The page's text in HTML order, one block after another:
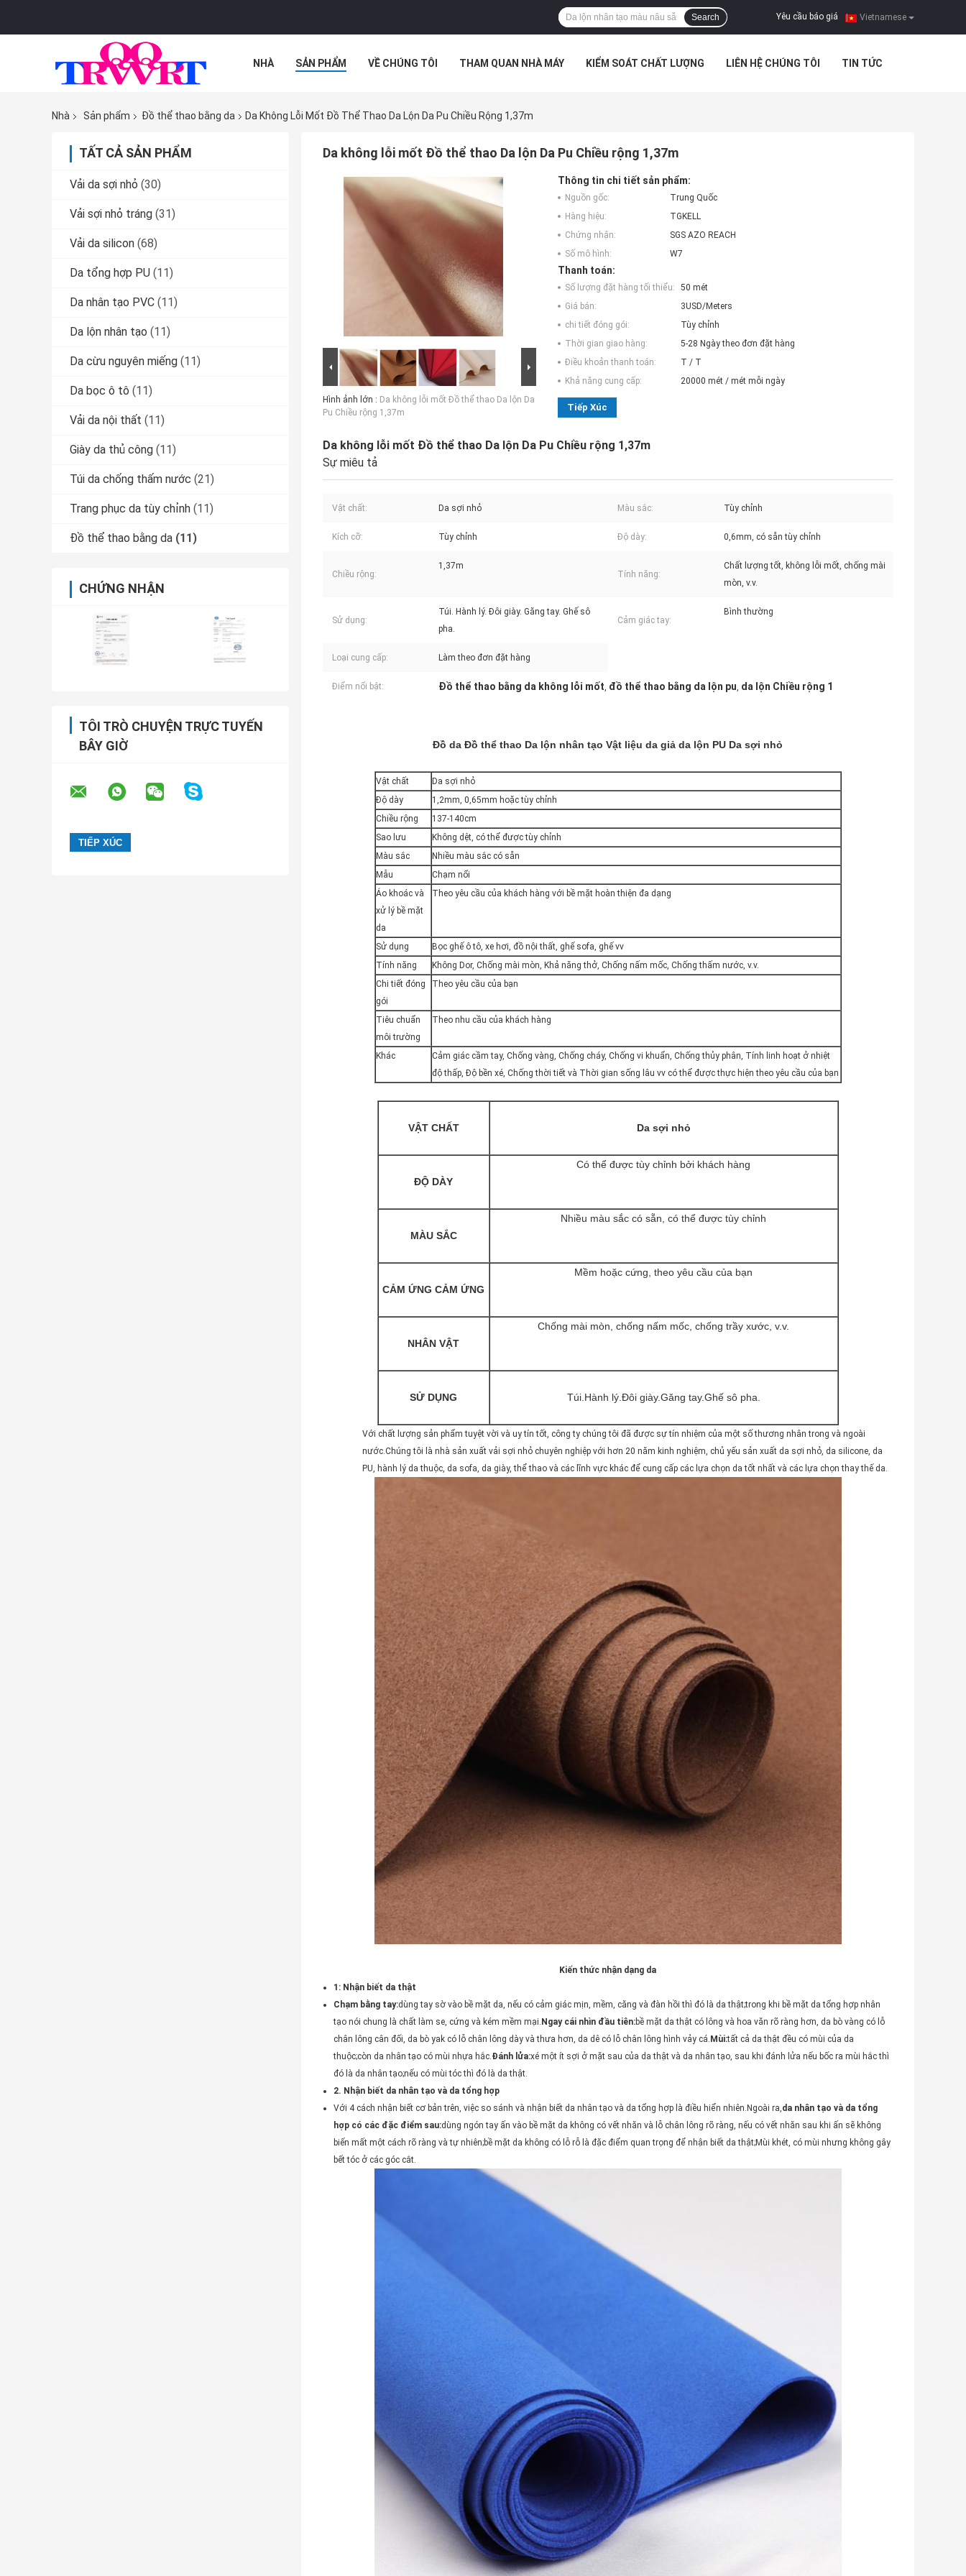
Vietnamese
Yêu cầu báo giá |
Search
NHÀ SẢN PHẨM VỀ CHÚNG TÔI THAM QUAN NHÀ MÁY KIỂM SOÁT CHẤT LƯỢNG LIÊN HỆ CHÚNG TÔI TIN TỨC
Nhà
Sản phẩm Đồ thể thao bằng da Da Không Lỗi Mốt Đồ Thể Thao Da Lộn Da Pu Chiều Rộng 1,37m
TẤT CẢ SẢN PHẨM
Vải da sợi nhỏ (30)
Vải sợi nhỏ tráng (31)
Vải da silicon (68)
Da tổng hợp PU (11)
Da nhân tạo PVC (11)
Da lộn nhân tạo (11)
Da cừu nguyên miếng (11)
Da bọc ô tô (11)
Vải da nội thất (11)
Giày da thủ công (11)
Túi da chống thấm nước (21)
Trang phục da tùy chỉnh (11)
Đồ thể thao bằng da (11)
CHỨNG NHẬN
TÔI TRÒ CHUYỆN TRỰC TUYẾN
BÂY GIỜ
Da không lỗi mốt Đồ thể thao Da lộn Da Pu Chiều rộng 1,37m
Hình ảnh lớn : Da không lỗi mốt Đồ thể thao Da lộn Da
Pu Chiều rộng 1,37m
Thông tin chi tiết sản phẩm:
Nguồn gốc:
Trung Quốc
Hàng hiệu:
TGKELL
Chứng nhận:
SGS AZO REACH
Số mô hình:
W7
Thanh toán:
Số lượng đặt hàng tối thiểu:
50 mét
Giá bán:
3USD/Meters
chi tiết đóng gói:
Tùy chỉnh
Thời gian giao hàng:
5-28 Ngày theo đơn đặt hàng
Điều khoản thanh toán:
T / T
Khả năng cung cấp:
20000 mét / mét mỗi ngày
Tiếp Xúc
Da không lỗi mốt Đồ thể thao Da lộn Da Pu Chiều rộng 1,37m
Sự miêu tả
Vật chất: Da sợi nhỏ Màu sắc: Tùy chỉnh
Kích cỡ: Tùy chỉnh Độ dày: 0,6mm, có sẵn tùy chỉnh
Chiều rộng:
1,37m
Tính năng:
Chất lượng tốt, không lỗi mốt, chống mài
mòn, v.v.
Sử dụng:
Túi. Hành lý. Đôi giày. Găng tay. Ghế sô
pha.
Cảm giác tay:
Bình thường
Loại cung cấp: Làm theo đơn đặt hàng
Điểm nổi bật: Đồ thể thao bằng da không lỗi mốt, đồ thể thao bằng da lộn pu, da lộn Chiều rộng 1
Đồ da Đồ thể thao Da lộn nhân tạo Vật liệu da giả da lộn PU Da sợi nhỏ
Vật chất
Da sợi nhỏ
Độ dày
1,2mm, 0,65mm hoặc tùy chỉnh
Chiều rộng
137-140cm
Sao lưu
Không dệt, có thể được tùy chỉnh
Màu sắc
Nhiều màu sắc có sẵn
Mẫu
Chạm nổi
Áo khoác và
xử lý bề mặt
da
Theo yêu cầu của khách hàng với bề mặt hoàn thiện đa dạng
Sử dụng
Bọc ghế ô tô, xe hơi, đồ nội thất, ghế sofa, ghế vv
Tính năng
Không Dor, Chống mài mòn, Khả năng thở, Chống nấm mốc, Chống thấm nước, v.v.
Chi tiết đóng
gói
Theo yêu cầu của bạn
Tiêu chuẩn
môi trường
Theo nhu cầu của khách hàng
Khác
Cảm giác cầm tay, Chống vàng, Chống cháy, Chống vi khuẩn, Chống thủy phân, Tính linh hoạt ở nhiệt
độ thấp, Độ bền xé, Chống thời tiết và Thời gian sống lâu vv có thể được thực hiện theo yêu cầu của bạn
VẬT CHẤT Da sợi nhỏ
ĐỘ DÀY
Có thể được tùy chỉnh bởi khách hàng
MÀU SẮC
Nhiều màu sắc có sẵn, có thể được tùy chỉnh
CẢM ỨNG CẢM ỨNG
Mềm hoặc cứng, theo yêu cầu của bạn
NHÂN VẬT
Chống mài mòn, chống nấm mốc, chống trầy xước, v.v.
SỬ DỤNG Túi.Hành lý.Đôi giày.Găng tay.Ghế sô pha.
Với chất lượng sản phẩm tuyệt vời và uy tín tốt, công ty chúng tôi đã được sự tín nhiệm của một số thương nhân trong và ngoài
nước.Chúng tôi là nhà sản xuất vải sợi nhỏ chuyên nghiệp với hơn 20 năm kinh nghiệm, chủ yếu sản xuất da sợi nhỏ, da silicone, da
PU, hành lý da thuộc, da sofa, da giày, thể thao và các lĩnh vực khác để cung cấp các lựa chọn da tốt nhất và các lựa chọn thay thế da.
Kiến thức nhận dạng da
1: Nhận biết da thật
Chạm bằng tay:dùng tay sờ vào bề mặt da, nếu có cảm giác mịn, mềm, căng và đàn hồi thì đó là da thật;trong khi bề mặt da tổng hợp nhân
tạo nói chung là chất làm se, cứng và kém mềm mại. Ngay cái nhìn đầu tiên:bề mặt da thật có lông và hoa văn rõ ràng hơn, da bò vàng có lỗ
chân lông cân đối, da bò yak có lỗ chân lông dày và thưa hơn, da dê có lỗ chân lông hình vảy cá. Mùi:tất cả da thật đều có mùi của da
thuộc;còn da nhân tạo có mùi nhựa hắc.Đánh lửa:xé một ít sợi ở mặt sau của da thật và da nhân tạo, sau khi đánh lửa nếu bốc ra mùi hắc thì
đó là da nhân tạo;nếu có mùi tóc thì đó là da thật.
2. Nhận biết da nhân tạo và da tổng hợp
Với 4 cách nhận biết cơ bản trên, việc so sánh và nhận biết da nhân tạo và da tổng hợp là điều hiển nhiên.Ngoài ra,da nhân tạo và da tổng
hợp có các đặc điểm sau:dùng ngón tay ấn vào bề mặt da không có vết nhăn và lỗ chân lông rõ ràng, nếu có vết nhăn sau khi ấn sẽ không
biến mất một cách rõ ràng và tự nhiên;bề mặt da không có lỗ rỗ là đặc điểm quan trọng để nhận biết da thật;Mùi khét, có mùi nhưng không gây
bết tóc ở các góc cắt.